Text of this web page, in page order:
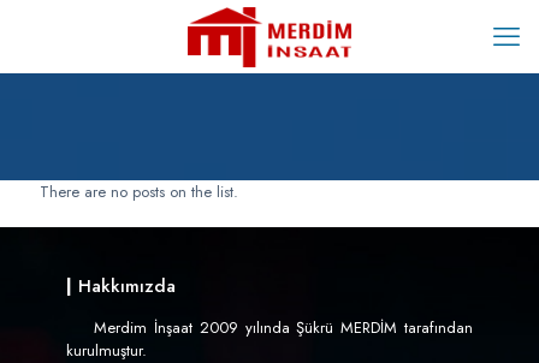
There are no posts on the list.
| Hakkımızda
Merdim İnşaat 2009 yılında Şükrü MERDİM tarafından
kurulmuştur.